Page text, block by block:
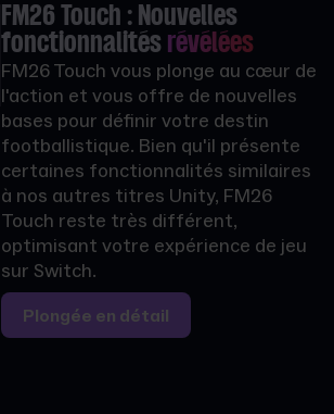
FM26 Touch : Nouvelles
fonctionnalités révélées
FM26 Touch vous plonge au cœur de
l'action et vous offre de nouvelles
bases pour définir votre destin
footballistique. Bien qu'il présente
certaines fonctionnalités similaires
à nos autres titres Unity, FM26
Touch reste très différent,
optimisant votre expérience de jeu
sur Switch.
Plongée en détail